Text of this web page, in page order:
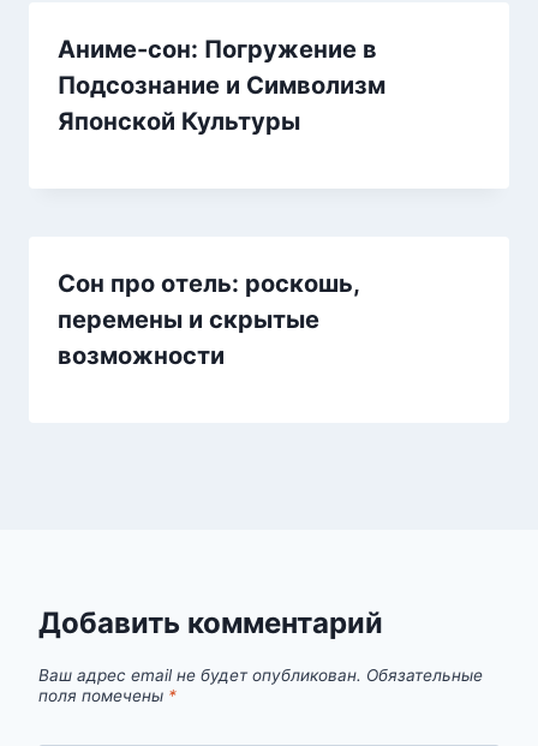
Аниме-сон: Погружение в
Подсознание и Символизм
Японской Культуры
Сон про отель: роскошь,
перемены и скрытые
возможности
Добавить комментарий
Ваш адрес email не будет опубликован. Обязательные
поля помечены *